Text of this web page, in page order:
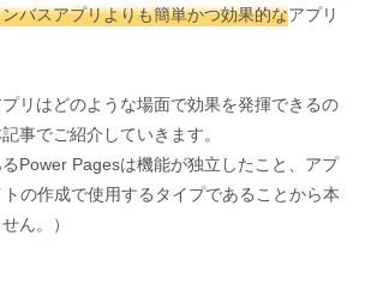
バスアプリよりも簡単かつ効果的なアプリ
リはどのような場面で効果を発揮できるの
事でご紹介していきます。
Power Pagesは機能が独立したこと、アプ
の作成で使用するタイプであることから本
ん。）